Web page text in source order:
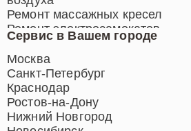
Сервис в Вашем городе
Москва
Санкт-Петербург
Краснодар
Ростов-на-Дону
Нижний Новгород
Ремонт массажных кресел
Ремонт электросамокатов
Ремонт индукционных плит
Ремонт роботов-пылесосов
Ремонт гладильных систем
Ремонт отпаривателей
Ремонт вертикальных
пылесосов